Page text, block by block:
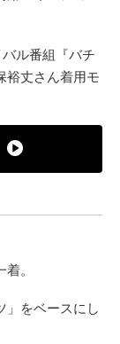
ル番組『バチ
裕丈さん着用モ
。
」をベースにし